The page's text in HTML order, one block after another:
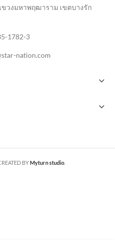
วงมหาพฤฒาราม เขตบางรัก
1782-3
nation.com
BYMyturn studio